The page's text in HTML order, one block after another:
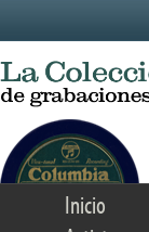
Inicio